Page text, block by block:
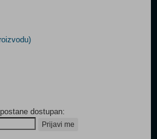
dostupan:
Prijavi me